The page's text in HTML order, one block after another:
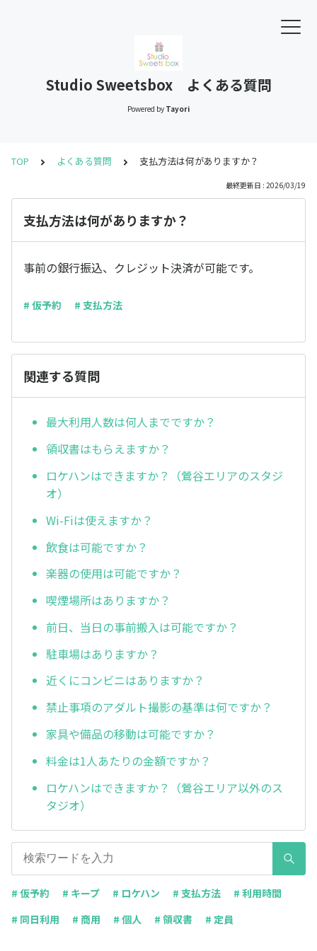
Studio Sweetsbox よくある質問
Powered by Tayori
TOP よくある質問 支払方法は何がありますか？
最終更新日 : 2026/03/19
支払方法は何がありますか？
事前の銀行振込、クレジット決済が可能です。
# 仮予約 # 支払方法
関連する質問
最大利用人数は何人までですか？
領収書はもらえますか？
ロケハンはできますか？（鶯谷エリアのスタジ
オ）
Wi-Fiは使えますか？
飲食は可能ですか？
楽器の使用は可能ですか？
喫煙場所はありますか？
前日、当日の事前搬入は可能ですか？
駐車場はありますか？
近くにコンビニはありますか？
禁止事項のアダルト撮影の基準は何ですか？
家具や備品の移動は可能ですか？
料金は1人あたりの金額ですか？
ロケハンはできますか？（鶯谷エリア以外のス
タジオ）
# 仮予約 # キープ # ロケハン # 支払方法
# 利用時間
# 同日利用
# 商用 # 個人 # 領収書 # 定員